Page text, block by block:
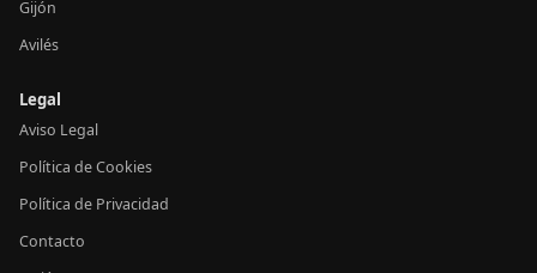
Gijón
Avilés
Legal
Aviso Legal
Política de Cookies
Política de Privacidad
Contacto